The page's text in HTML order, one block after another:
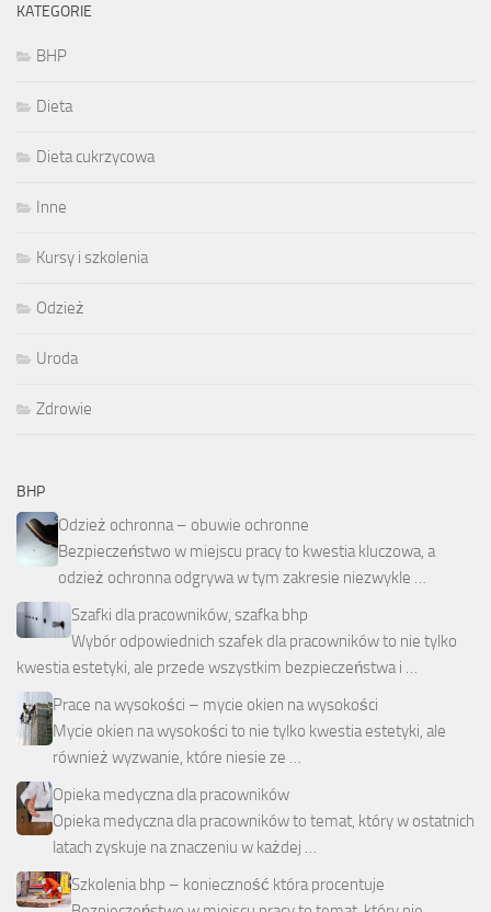
KATEGORIE
BHP
Dieta
Dieta cukrzycowa
Inne
Kursy i szkolenia
Odzież
Uroda
Zdrowie
BHP
Odzież ochronna – obuwie ochronne
Bezpieczeństwo w miejscu pracy to kwestia kluczowa, a
odzież ochronna odgrywa w tym zakresie niezwykle …
Szafki dla pracowników, szafka bhp
Wybór odpowiednich szafek dla pracowników to nie tylko
kwestia estetyki, ale przede wszystkim bezpieczeństwa i …
Prace na wysokości – mycie okien na wysokości
Mycie okien na wysokości to nie tylko kwestia estetyki, ale
również wyzwanie, które niesie ze …
Opieka medyczna dla pracowników
Opieka medyczna dla pracowników to temat, który w ostatnich
latach zyskuje na znaczeniu w każdej …
Szkolenia bhp – konieczność która procentuje